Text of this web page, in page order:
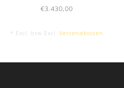
€3.430,00
* Excl. btw Excl. Verzendkosten